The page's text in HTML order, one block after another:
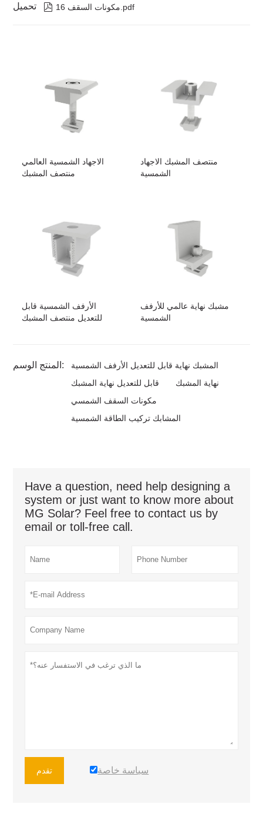
تحميل  مكونات السقف 16.pdf
الاجهاد الشمسية العالمي
منتصف المشبك
منتصف المشبك الاجهاد
الشمسية
الأرفف الشمسية قابل
للتعديل منتصف المشبك
مشبك نهاية عالمي للأرفف
الشمسية
المنتج الوسم:
المشبك نهاية قابل للتعديل الأرفف الشمسية
قابل للتعديل نهاية المشبك
نهاية المشبك
مكونات السقف الشمسي
المشابك تركيب الطاقة الشمسية
Have a question, need help designing a
system or just want to know more about
MG Solar? Feel free to contact us by
email or toll-free call.
تقدم سياسة خاصة